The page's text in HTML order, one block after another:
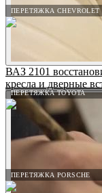
ПЕРЕТЯЖКА CHEVROLET
ПЕРЕТЯЖКА TOYOTA
ПЕРЕТЯЖКА PORSCHE
ВАЗ 2101
кресла и дверные